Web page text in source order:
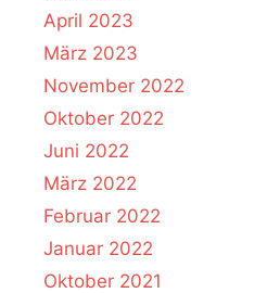
April 2023
März 2023
November 2022
Oktober 2022
Juni 2022
März 2022
Februar 2022
Januar 2022
Oktober 2021